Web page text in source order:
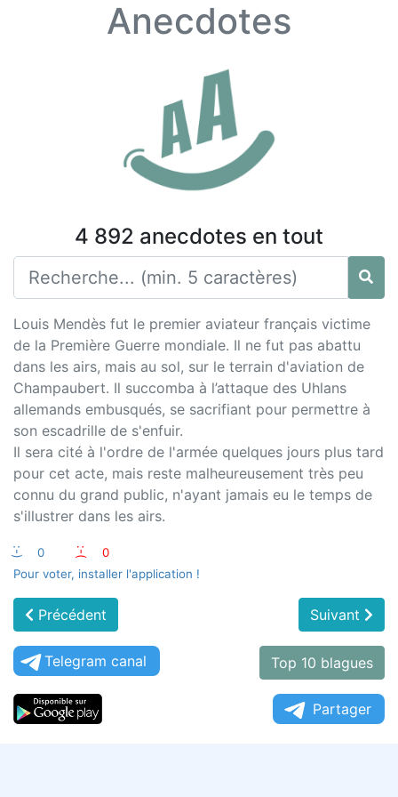
Anecdotes
4 892 anecdotes en tout
Louis Mendès fut le premier aviateur français victime
de la Première Guerre mondiale. Il ne fut pas abattu
dans les airs, mais au sol, sur le terrain d'aviation de
Champaubert. Il succomba à l’attaque des Uhlans
allemands embusqués, se sacrifiant pour permettre à
son escadrille de s'enfuir.
Il sera cité à l'ordre de l'armée quelques jours plus tard
pour cet acte, mais reste malheureusement très peu
connu du grand public, n'ayant jamais eu le temps de
s'illustrer dans les airs.
:-) 0 :-(
0
Pour voter, installer l'application !
Précédent Suivant
Telegram canal Top 10 blagues
Partager